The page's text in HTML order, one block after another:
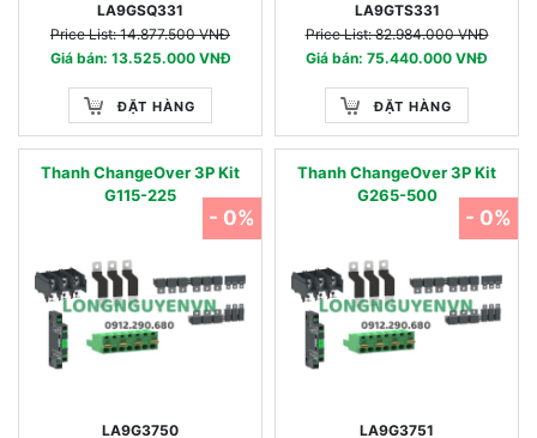
LA9GSQ331
Price List: 14.877.500 VNĐ
Giá bán: 13.525.000 VNĐ
ĐẶT HÀNG
LA9GTS331
Price List: 82.984.000 VNĐ
Giá bán: 75.440.000 VNĐ
ĐẶT HÀNG
Thanh ChangeOver 3P Kit
G115-225
LA9G3750
- 0%
Thanh ChangeOver 3P Kit
G265-500
LA9G3751
- 0%